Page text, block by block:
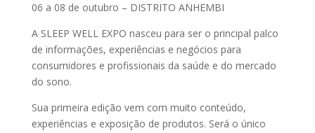
06 a 08 de outubro – DISTRITO ANHEMBI
A SLEEP WELL EXPO nasceu para ser o principal palco
de informações, experiências e negócios para
consumidores e profissionais da saúde e do mercado
do sono.
Sua primeira edição vem com muito conteúdo,
experiências e exposição de produtos. Será o único